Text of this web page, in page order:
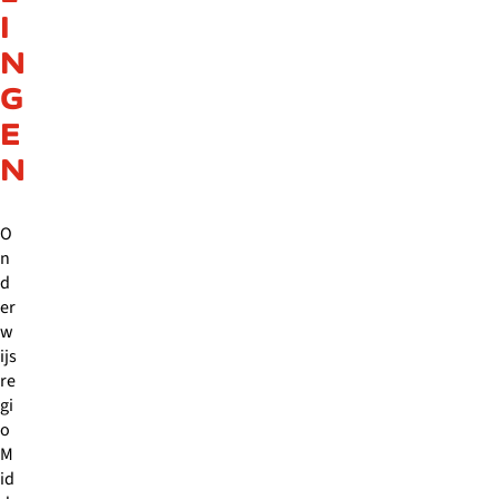
I
N
G
E
N
O
n
d
er
w
ijs
re
gi
o
M
id